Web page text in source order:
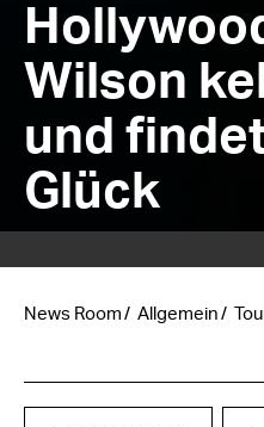
Wilson
und
Glück
News Room Allgemein